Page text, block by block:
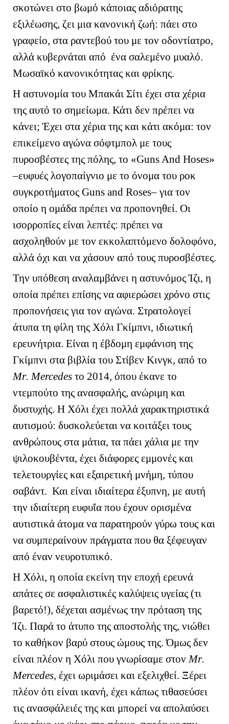
σκοτώνει στο βωμό κάποιας αδιόρατης
εξιλέωσης, ζει μια κανονική ζωή: πάει στο
γραφείο, στα ραντεβού του με τον οδοντίατρο,
αλλά κυβερνάται από ένα σαλεμένο μυαλό.
Μωσαϊκό κανονικότητας και φρίκης.
Η αστυνομία του Μπακάι Σίτι έχει στα χέρια
της αυτό το σημείωμα. Κάτι δεν πρέπει να
κάνει; Έχει στα χέρια της και κάτι ακόμα: τον
επικείμενο αγώνα σόφτμπολ με τους
πυροσβέστες της πόλης, το «Guns And Hoses»
–ευφυές λογοπαίγνιο με το όνομα του ροκ
συγκροτήματος Guns and Roses– για τον
οποίο η ομάδα πρέπει να προπονηθεί. Οι
ισορροπίες είναι λεπτές: πρέπει να
ασχοληθούν με τον εκκολαπτόμενο δολοφόνο,
αλλά όχι και να χάσουν από τους πυροσβέστες.
Την υπόθεση αναλαμβάνει η αστυνόμος Ίζι, η
οποία πρέπει επίσης να αφιερώσει χρόνο στις
προπονήσεις για τον αγώνα. Στρατολογεί
άτυπα τη φίλη της Χόλι Γκίμπνι, ιδιωτική
ερευνήτρια. Είναι η έβδομη εμφάνιση της
Γκίμπνι στα βιβλία του Στίβεν Κινγκ, από το
Mr. Mercedes τo 2014, όπου έκανε το
ντεμπούτο της ανασφαλής, ανώριμη και
δυστυχής. Η Χόλι έχει πολλά χαρακτηριστικά
αυτισμού: δυσκολεύεται να κοιτάξει τους
ανθρώπους στα μάτια, τα πάει χάλια με την
ψιλοκουβέντα, έχει διάφορες εμμονές και
τελετουργίες και εξαιρετική μνήμη, τύπου
σαβάντ. Και είναι ιδιαίτερα έξυπνη, με αυτή
την ιδιαίτερη ευφυΐα που έχουν ορισμένα
αυτιστικά άτομα να παρατηρούν γύρω τους και
να συμπεραίνουν πράγματα που θα ξέφευγαν
από έναν νευροτυπικό.
Η Χόλι, η οποία εκείνη την εποχή ερευνά
απάτες σε ασφαλιστικές καλύψεις υγείας (τι
βαρετό!), δέχεται ασμένως την πρόταση της
Ίζι. Παρά το άτυπο της αποστολής της, νιώθει
το καθήκον βαρύ στους ώμους της. Όμως δεν
είναι πλέον η Χόλι που γνωρίσαμε στον Μr.
Mercedes, έχει ωριμάσει και εξελιχθεί. Ξέρει
πλέον ότι είναι ικανή, έχει κάπως τιθασεύσει
τις ανασφάλειές της και μπορεί να απολαύσει